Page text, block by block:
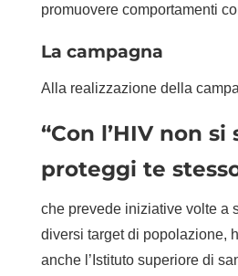
promuovere comportamenti
La campagna
Alla realizzazione della
“Con l’HIV non si
proteggi te
che prevede iniziative volte a
diversi target di popolazione,
anche l’Istituto superiore di